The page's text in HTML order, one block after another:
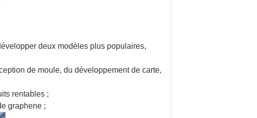
deux modèles plus populaires,
de moule, du développement de carte,
rentables ;
graphene ;